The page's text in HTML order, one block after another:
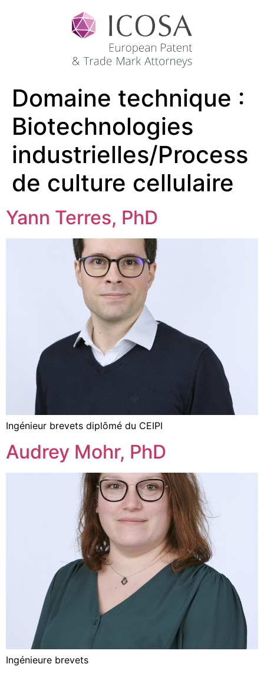
Domaine technique :
Biotechnologies
industrielles/Process
de culture cellulaire
Yann Terres, PhD
Ingénieur brevets diplômé du CEIPI
Audrey Mohr, PhD
Ingénieure brevets